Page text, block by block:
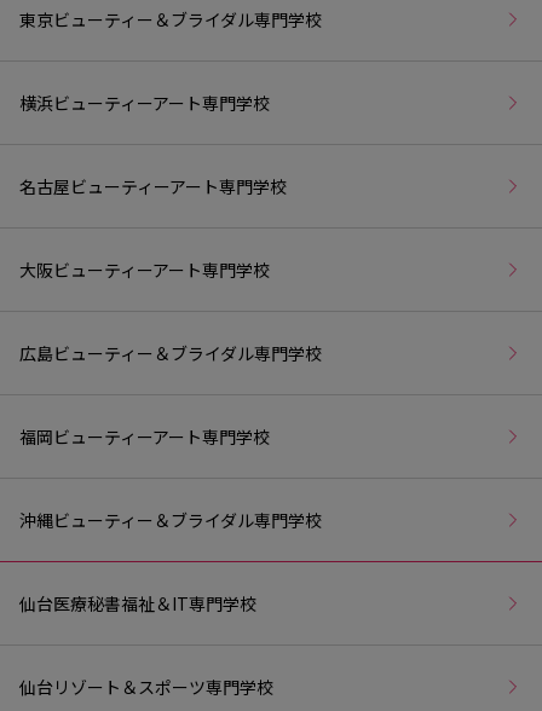
東京ビューティー＆ブライダル専門学校
横浜ビューティーアート専門学校
名古屋ビューティーアート専門学校
大阪ビューティーアート専門学校
広島ビューティー＆ブライダル専門学校
福岡ビューティーアート専門学校
沖縄ビューティー＆ブライダル専門学校
仙台医療秘書福祉＆IT専門学校
仙台リゾート＆スポーツ専門学校